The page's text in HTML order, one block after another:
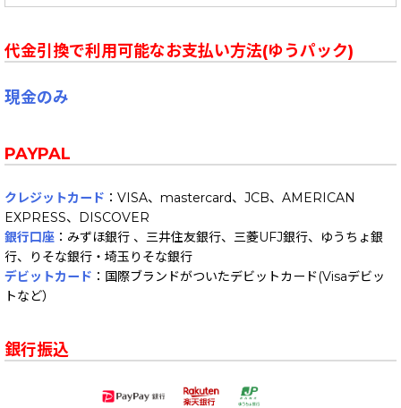
代金引換で利用可能なお支払い方法(ゆうパック)
現金のみ
PAYPAL
クレジットカード ：VISA、mastercard、JCB、AMERICAN
EXPRESS、DISCOVER
銀行口座 ：みずほ銀行 、三井住友銀行、三菱UFJ銀行、ゆうちょ銀
行、りそな銀行・埼玉りそな銀行
デビットカード ：国際ブランドがついたデビットカード(Visaデビッ
トなど）
銀行振込